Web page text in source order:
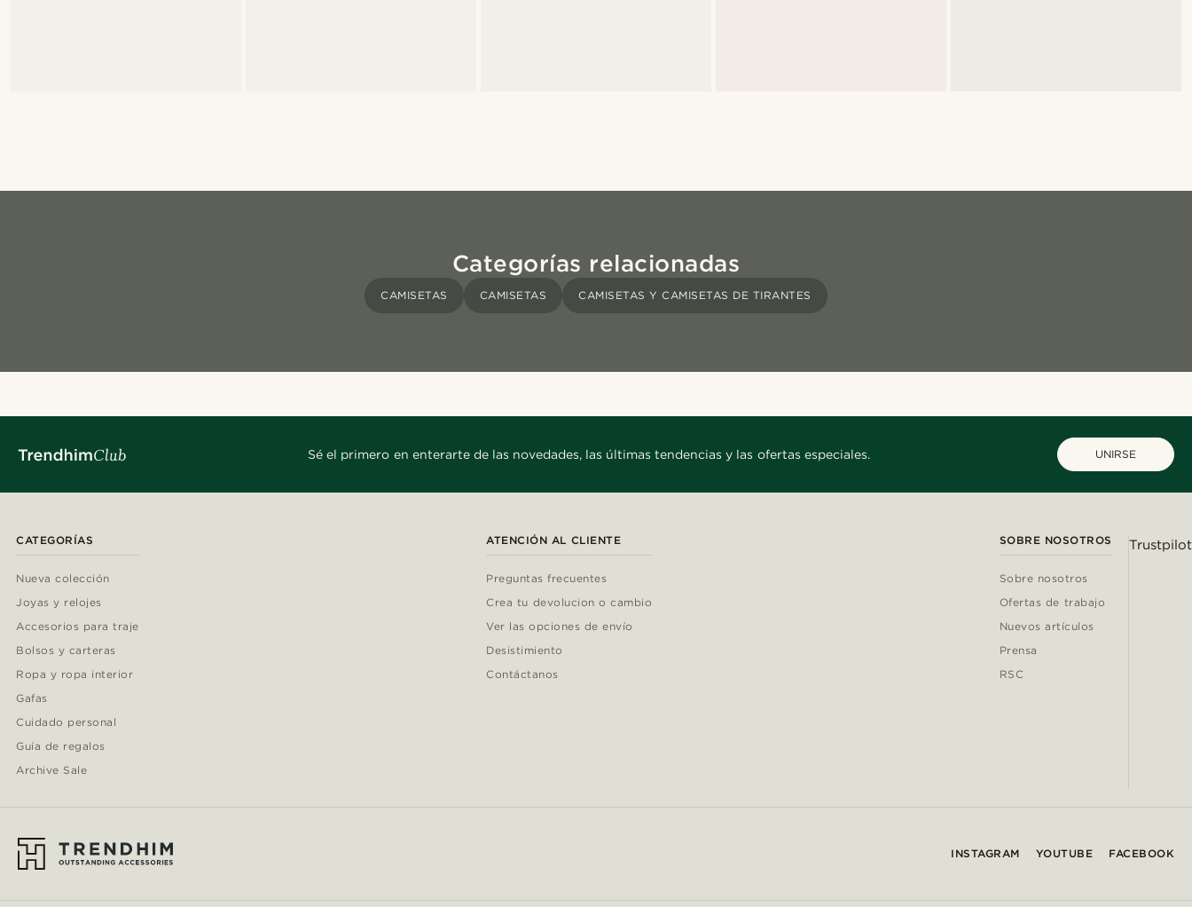
Categorías relacionadas
CAMISETAS CAMISETAS CAMISETAS Y CAMISETAS DE TIRANTES
Sé el primero en enterarte de las novedades, las últimas tendencias y las ofertas especiales. UNIRSE
CATEGORÍAS
Nueva colección
Joyas y relojes
Accesorios para traje
Bolsos y carteras
Ropa y ropa interior
Gafas
Cuidado personal
Guía de regalos
Archive Sale
ATENCIÓN AL CLIENTE
Preguntas frecuentes
Crea tu devolucion o cambio
Ver las opciones de envío
Desistimiento
Contáctanos
SOBRE NOSOTROS
Sobre nosotros
Ofertas de trabajo
Nuevos artículos
Prensa
RSC
Trustpilot
INSTAGRAM YOUTUBE FACEBOOK